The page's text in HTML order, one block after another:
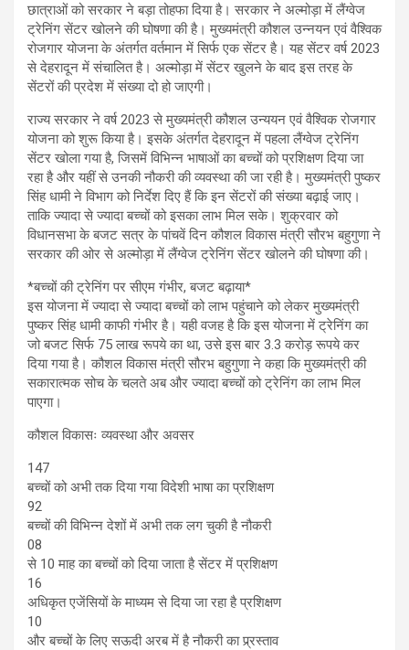
छात्राओं को सरकार ने बड़ा तोहफा दिया है। सरकार ने अल्मोड़ा में लैंग्वेज
ट्रेनिंग सेंटर खोलने की घोषणा की है। मुख्यमंत्री कौशल उन्नयन एवं वैश्विक
रोजगार योजना के अंतर्गत वर्तमान में सिर्फ एक सेंटर है। यह सेंटर वर्ष 2023
से देहरादून में संचालित है। अल्मोड़ा में सेंटर खुलने के बाद इस तरह के
सेंटरों की प्रदेश में संख्या दो हो जाएगी।
राज्य सरकार ने वर्ष 2023 से मुख्यमंत्री कौशल उन्ययन एवं वैश्विक रोजगार
योजना को शुरू किया है। इसके अंतर्गत देहरादून में पहला लैंग्वेज ट्रेनिंग
सेंटर खोला गया है, जिसमें विभिन्न भाषाओं का बच्चों को प्रशिक्षण दिया जा
रहा है और यहीं से उनकी नौकरी की व्यवस्था की जा रही है। मुख्यमंत्री पुष्कर
सिंह धामी ने विभाग को निर्देश दिए हैं कि इन सेंटरों की संख्या बढ़ाई जाए।
ताकि ज्यादा से ज्यादा बच्चों को इसका लाभ मिल सके। शुक्रवार को
विधानसभा के बजट सत्र के पांचवें दिन कौशल विकास मंत्री सौरभ बहुगुणा ने
सरकार की ओर से अल्मोड़ा में लैंग्वेज ट्रेनिंग सेंटर खोलने की घोषणा की।
*बच्चों की ट्रेनिंग पर सीएम गंभीर, बजट बढ़ाया*
इस योजना में ज्यादा से ज्यादा बच्चों को लाभ पहुंचाने को लेकर मुख्यमंत्री
पुष्कर सिंह धामी काफी गंभीर है। यही वजह है कि इस योजना में ट्रेनिंग का
जो बजट सिर्फ 75 लाख रूपये का था, उसे इस बार 3.3 करोड़ रूपये कर
दिया गया है। कौशल विकास मंत्री सौरभ बहुगुणा ने कहा कि मुख्यमंत्री की
सकारात्मक सोच के चलते अब और ज्यादा बच्चों को ट्रेनिंग का लाभ मिल
पाएगा।
कौशल विकासः व्यवस्था और अवसर
147
बच्चों को अभी तक दिया गया विदेशी भाषा का प्रशिक्षण
92
बच्चों की विभिन्न देशों में अभी तक लग चुकी है नौकरी
08
से 10 माह का बच्चों को दिया जाता है सेंटर में प्रशिक्षण
16
अधिकृत एजेंसियों के माध्यम से दिया जा रहा है प्रशिक्षण
10
और बच्चों के लिए सऊदी अरब में है नौकरी का प्र्रस्ताव